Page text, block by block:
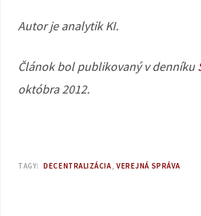
Autor je analytik KI.
Článok bol publikovaný v denníku
októbra 2012.
TAGY: DECENTRALIZÁCIA VEREJNÁ SPRÁVA